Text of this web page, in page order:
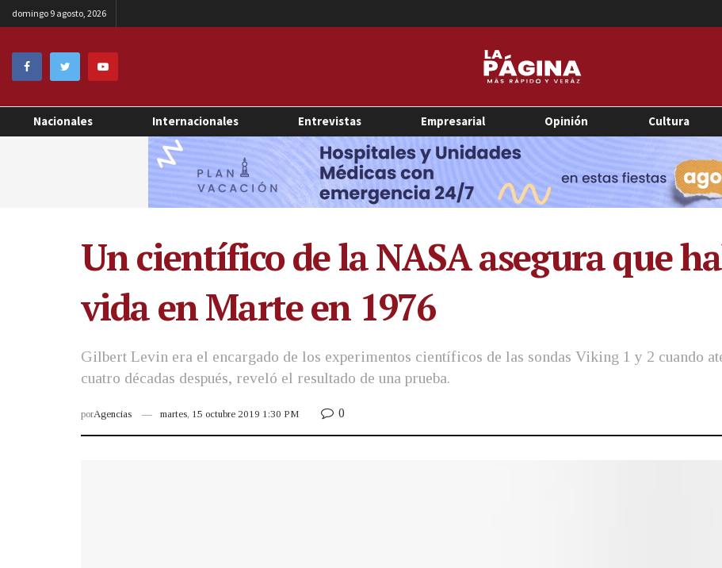
domingo 9 agosto, 2026
Nacionales Internacionales Entrevistas Empresarial Opinión Cultura
Un científico de la NASA asegura que
vida en Marte en 1976
Gilbert Levin era el encargado de los experimentos científicos de las sondas Viking 1 y 2 cuando
cuatro décadas después, reveló el resultado de una prueba.
porAgencias martes, 15 octubre 2019 1:30 PM 0